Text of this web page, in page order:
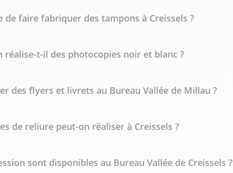
de faire fabriquer des tampons à Creissels ?
réalise-t-il des photocopies noir et blanc ?
des flyers et livrets au Bureau Vallée de Millau ?
de reliure peut-on réaliser à Creissels ?
sont disponibles au Bureau Vallée de Creissels ?